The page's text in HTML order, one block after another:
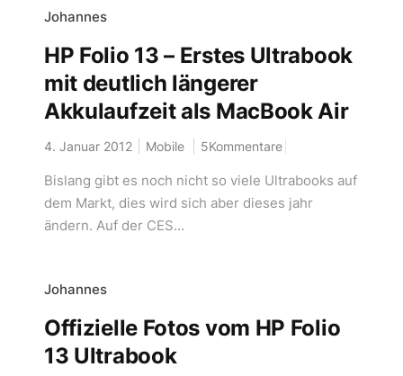
Johannes
HP Folio 13 – Erstes Ultrabook
mit deutlich längerer
Akkulaufzeit als MacBook Air
4. Januar 2012 Mobile 5Kommentare
Bislang gibt es noch nicht so viele Ultrabooks auf
dem Markt, dies wird sich aber dieses jahr
ändern. Auf der CES...
Johannes
Offizielle Fotos vom HP Folio
13 Ultrabook